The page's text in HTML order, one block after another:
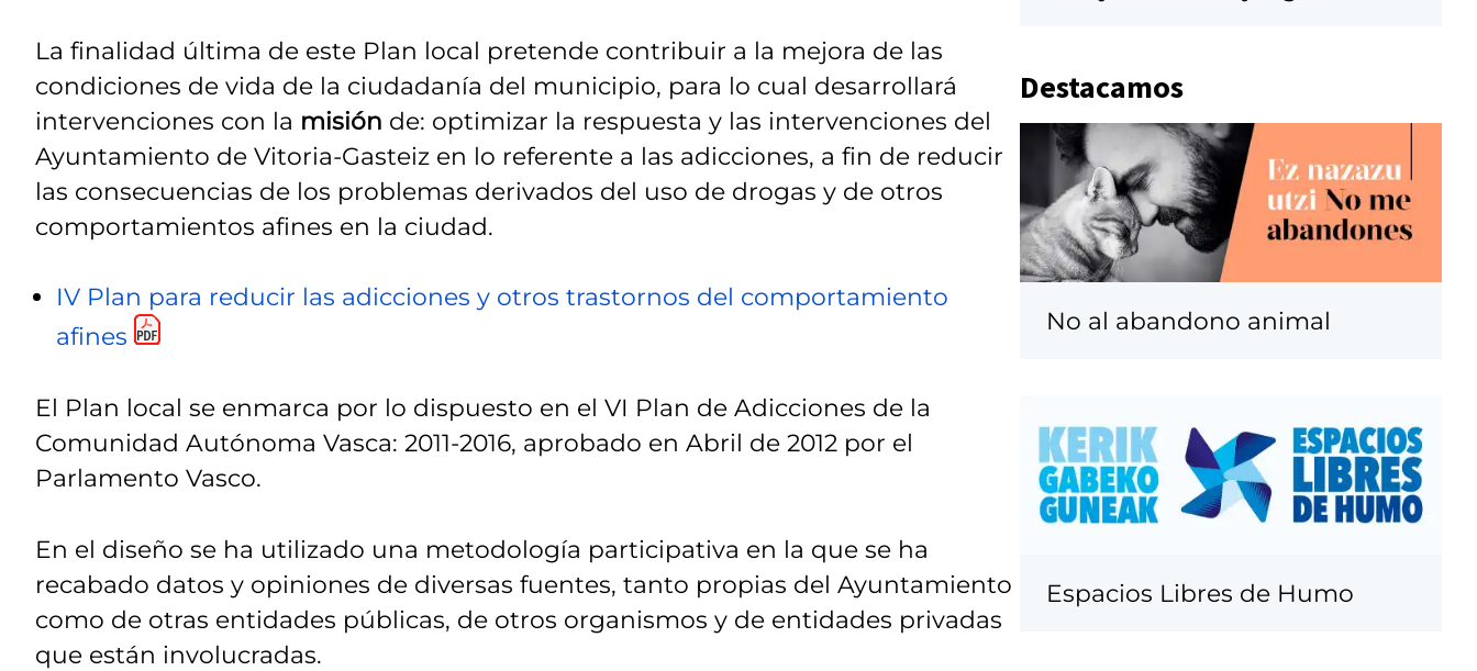
La finalidad última de este Plan local pretende contribuir a la mejora de las
condiciones de vida de la ciudadanía del municipio, para lo cual desarrollará
intervenciones con la misión de: optimizar la respuesta y las intervenciones del
Ayuntamiento de Vitoria-Gasteiz en lo referente a las adicciones, a fin de reducir
las consecuencias de los problemas derivados del uso de drogas y de otros
comportamientos afines en la ciudad.
IV Plan para reducir las adicciones y otros trastornos del comportamiento
afines
El Plan local se enmarca por lo dispuesto en el VI Plan de Adicciones de la
Comunidad Autónoma Vasca: 2011-2016, aprobado en Abril de 2012 por el
Parlamento Vasco.
En el diseño se ha utilizado una metodología participativa en la que se ha
recabado datos y opiniones de diversas fuentes, tanto propias del Ayuntamiento
como de otras entidades públicas, de otros organismos y de entidades privadas
que están involucradas.
Destacamos
No al abandono animal
Espacios Libres de Humo